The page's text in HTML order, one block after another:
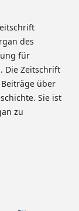
des
für
Die Zeitschrift
über
Sie ist
zu